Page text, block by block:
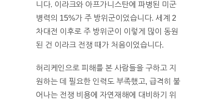
니다. 이라크와 아프가니스탄에 파병된 미군
병력의 15%가 주 방위군이었습니다. 세계 2
차대전 이후로 주 방위군이 이렇게 많이 동원
된 건 이라크 전쟁 때가 처음이었습니다.
허리케인으로 피해를 본 사람들을 구하고 지
원하는 데 필요한 인력도 부족했고, 급격히 불
어나는 전쟁 비용에 자연재해에 대비하기 위